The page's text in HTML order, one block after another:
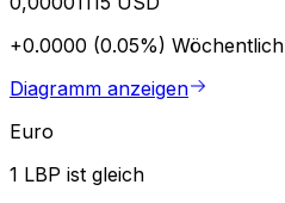
+0.0000 (0.05%) Wöchentlich
Diagramm anzeigen
Euro
1 LBP ist gleich